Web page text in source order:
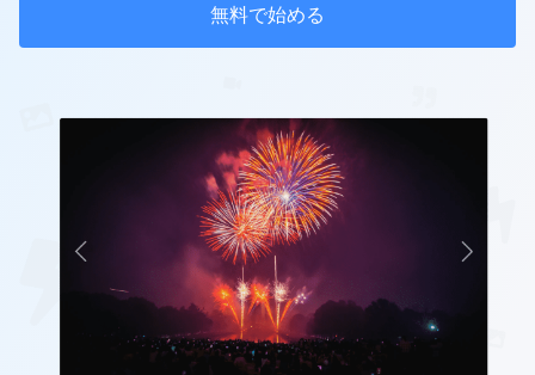
無料で始める